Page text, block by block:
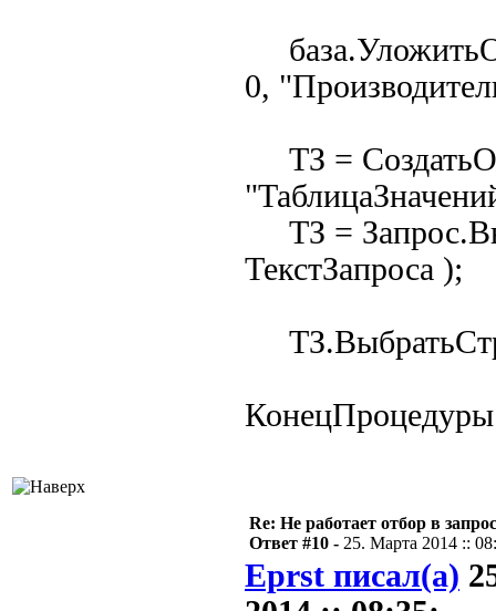
0,
ТЗ =
ТЗ =
ТекстЗапроса );
КонецПроцедуры
Re: Не работает отбор в
Ответ #10 - 25. Марта 2014 ::
Eprst писал(а)